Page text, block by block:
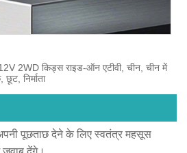
2WD किड्स राइड-ऑन एटीवी, चीन, चीन में
छूट, निर्माता
अपनी पूछताछ देने के लिए स्वतंत्र महसूस